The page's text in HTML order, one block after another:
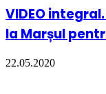
VIDEO
la Marșul
22.05.2020